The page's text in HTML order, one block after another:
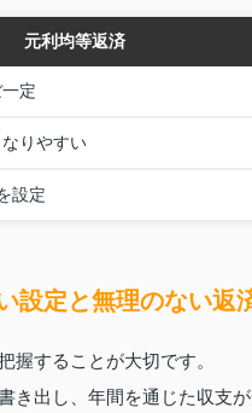
元利均等返済
定
りやすい
設定
設定と無理のない返
握することが大切です。
き出し、年間を通じた収支